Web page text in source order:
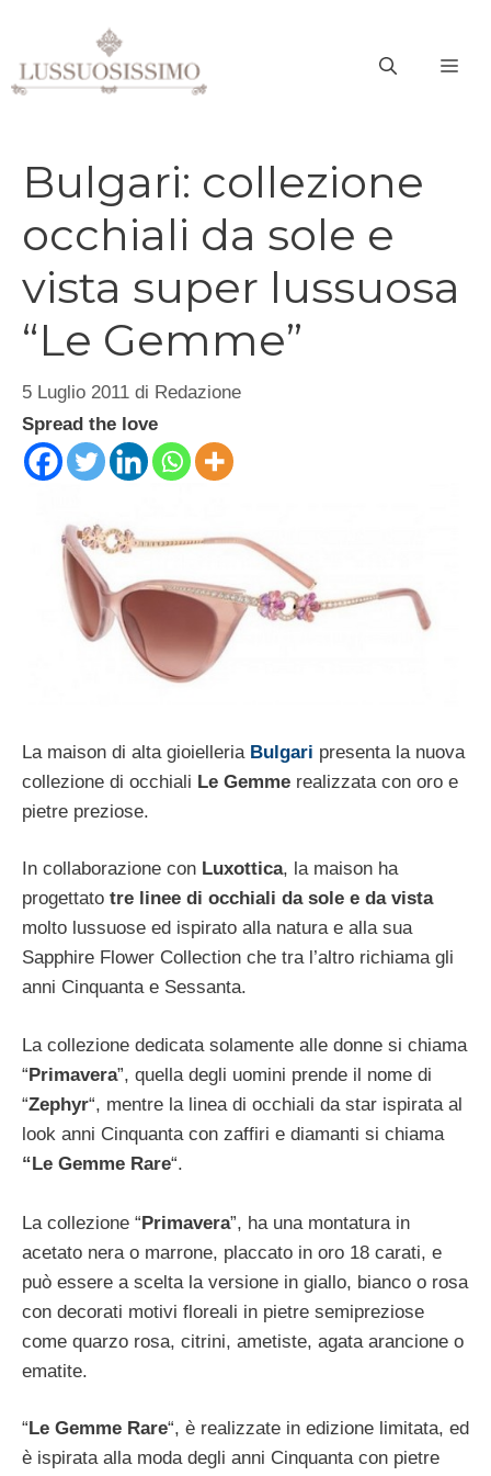
contenuto
Bulgari: collezione
occhiali da sole e
vista super lussuosa
“Le Gemme”
5 Luglio 2011 di Redazione
Spread the love
La maison di alta gioielleria Bulgari presenta la nuova
collezione di occhiali Le Gemme realizzata con oro e
pietre preziose.
In collaborazione con Luxottica, la maison ha
progettato tre linee di occhiali da sole e da vista
molto lussuose ed ispirato alla natura e alla sua
Sapphire Flower Collection che tra l’altro richiama gli
anni Cinquanta e Sessanta.
La collezione dedicata solamente alle donne si chiama
“Primavera”, quella degli uomini prende il nome di
“Zephyr“, mentre la linea di occhiali da star ispirata al
look anni Cinquanta con zaffiri e diamanti si chiama
“Le Gemme Rare“.
La collezione “Primavera”, ha una montatura in
acetato nera o marrone, placcato in oro 18 carati, e
può essere a scelta la versione in giallo, bianco o rosa
con decorati motivi floreali in pietre semipreziose
come quarzo rosa, citrini, ametiste, agata arancione o
ematite.
“ Le Gemme Rare“, è realizzate in edizione limitata, ed
è ispirata alla moda degli anni Cinquanta con pietre